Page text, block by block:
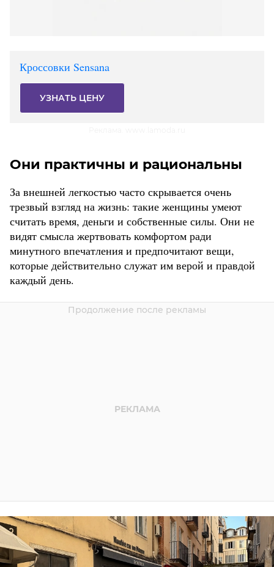
Кроссовки Sensana
УЗНАТЬ ЦЕНУ
Они практичны и рациональны
За внешней легкостью часто скрывается очень
трезвый взгляд на жизнь: такие женщины умеют
считать время, деньги и собственные силы. Они не
видят смысла жертвовать комфортом ради
минутного впечатления и предпочитают вещи,
которые действительно служат им верой и правдой
каждый день.